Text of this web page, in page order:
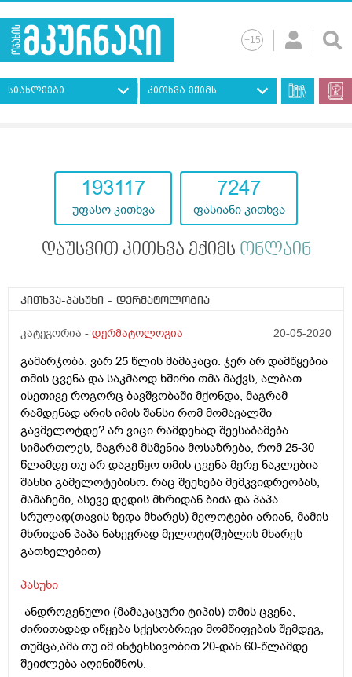
სიახლეები კითხვა ექიმს
193117
უფასო კითხვა
7247
ფასიანი კითხვა
დაუსვით კითხვა ექიმს ონლაინ
კითხვა-პასუხი - დერმატოლოგია
კატეგორია - დერმატოლოგია 20-05-2020
გამარჯობა. ვარ 25 წლის მამაკაცი. ჯერ არ დამწყებია
თმის ცვენა და საკმაოდ ხშირი თმა მაქვს, ალბათ
ისეთივე როგორც ბავშვობაში მქონდა, მაგრამ
რამდენად არის იმის შანსი რომ მომავალში
გავმელოტდე? არ ვიცი რამდენად შეესაბამება
სიმართლეს, მაგრამ მსმენია მოსაზრება, რომ 25-30
წლამდე თუ არ დაგეწყო თმის ცვენა მერე ნაკლებია
შანსი გამელოტებისო. რაც შეეხება მემკვიდრეობას,
მამაჩემი, ასევე დედის მხრიდან ბიძა და პაპა
სრულად(თავის ზედა მხარეს) მელოტები არიან, მამის
მხრიდან პაპა ნახევრად მელოტი(შუბლის მხარეს
გათხელებით)
პასუხი
-ანდროგენული (მამაკაცური ტიპის) თმის ცვენა,
ძირითადად იწყება სქესობრივი მომწიფების შემდეგ,
თუმცა,ამა თუ იმ ინტენსივობით 20-დან 60-წლამდე
შეიძლება აღინიშნოს.